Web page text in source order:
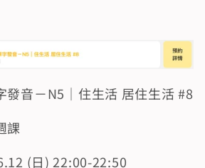
發音－N5｜住生活 居住生活 #8
課
(日) 22:00-22:50